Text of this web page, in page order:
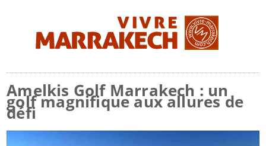
Amelkis Golf Marrakech : un
golf magnifique aux allures de
défi